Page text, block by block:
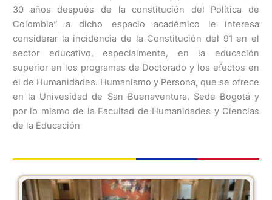
30 años después de la constitución del Política de
Colombia” a dicho espacio académico le interesa
considerar la incidencia de la Constitución del 91 en el
sector educativo, especialmente, en la educación
superior en los programas de Doctorado y los efectos en
el de Humanidades. Humanismo y Persona, que se ofrece
en la Univesidad de San Buenaventura, Sede Bogotá y
por lo mismo de la Facultad de Humanidades y Ciencias
de la Educación